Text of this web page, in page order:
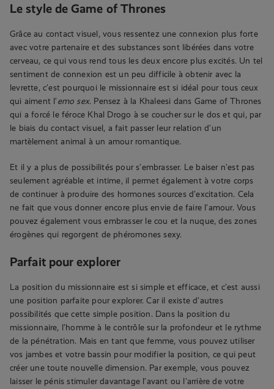
Le style de Game of Thrones
Grâce au contact visuel, vous ressentez une connexion plus forte
avec votre partenaire et des substances sont libérées dans votre
cerveau, ce qui vous rend tous les deux encore plus excités. Un tel
sentiment de connexion est un peu difficile à obtenir avec la
levrette, c’est pourquoi le missionnaire est si idéal pour tous ceux
qui aiment l’emo sex. Pensez à la Khaleesi dans Game of Thrones
qui a forcé le féroce Khal Drogo à se coucher sur le dos et qui, par
le biais du contact visuel, a fait passer leur relation d’un
martèlement animal à un amour romantique.
Et il y a plus de possibilités pour s’embrasser. Le baiser n’est pas
seulement agréable et intime, il permet également à votre corps
de continuer à produire des hormones sources d’excitation. Cela
ne fait que vous donner encore plus envie de faire l’amour. Vous
pouvez également vous embrasser le cou et la nuque, des zones
érogènes qui regorgent de phéromones sexy.
Parfait pour explorer
La position du missionnaire est si simple et efficace, et c’est aussi
une position parfaite pour explorer. Car il existe d’autres
possibilités que cette simple position. Dans la position du
missionnaire, l’homme à le contrôle sur la profondeur et le rythme
de la pénétration. Mais en tant que femme, vous pouvez utiliser
vos jambes et votre bassin pour modifier la position, ce qui peut
créer une toute nouvelle dimension. Par exemple, vous pouvez
laisser le pénis stimuler davantage l’avant ou l’arrière de votre